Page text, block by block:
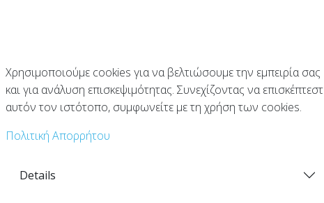
2012
μαθαίνουμε μετά τορίξιμοκαι ο πιο συχνά εμφανιζόμενος
Χρησιμοποιούμε cookies για να βελτιώσουμε την εμπειρία σας
και για ανάλυση επισκεψιμότητας. Συνεχίζοντας να
αυτόν τον ιστότοπο, συμφωνείτε με τη χρήση των cookies.
Πολιτική Απορρήτου
Details